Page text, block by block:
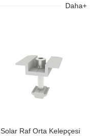
Daha+
Solar Raf Orta Kelepçesi